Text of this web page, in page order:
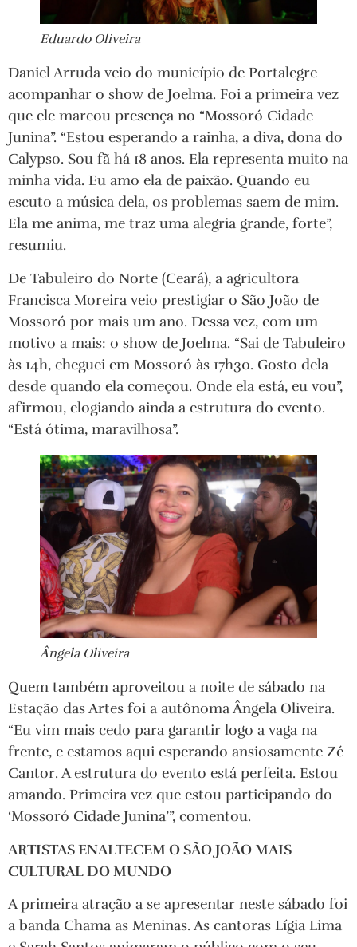
Eduardo Oliveira
Daniel Arruda veio do município de Portalegre
acompanhar o show de Joelma. Foi a primeira vez
que ele marcou presença no “Mossoró Cidade
Junina”. “Estou esperando a rainha, a diva, dona do
Calypso. Sou fã há 18 anos. Ela representa muito na
minha vida. Eu amo ela de paixão. Quando eu
escuto a música dela, os problemas saem de mim.
Ela me anima, me traz uma alegria grande, forte”,
resumiu.
De Tabuleiro do Norte (Ceará), a agricultora
Francisca Moreira veio prestigiar o São João de
Mossoró por mais um ano. Dessa vez, com um
motivo a mais: o show de Joelma. “Sai de Tabuleiro
às 14h, cheguei em Mossoró às 17h30. Gosto dela
desde quando ela começou. Onde ela está, eu vou”,
afirmou, elogiando ainda a estrutura do evento.
“Está ótima, maravilhosa”.
Ângela Oliveira
Quem também aproveitou a noite de sábado na
Estação das Artes foi a autônoma Ângela Oliveira.
“Eu vim mais cedo para garantir logo a vaga na
frente, e estamos aqui esperando ansiosamente Zé
Cantor. A estrutura do evento está perfeita. Estou
amando. Primeira vez que estou participando do
‘Mossoró Cidade Junina’”, comentou.
ARTISTAS ENALTECEM O SÃO JOÃO MAIS
CULTURAL DO MUNDO
A primeira atração a se apresentar neste sábado foi
a banda Chama as Meninas. As cantoras Lígia Lima